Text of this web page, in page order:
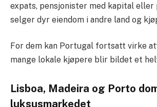
expats, pensjonister med kapital eller
selger dyr eiendom i andre land og
For dem kan Portugal fortsatt virke
mange lokale kjøpere blir bildet et
Lisboa, Madeira og Porto
luksusmarkedet